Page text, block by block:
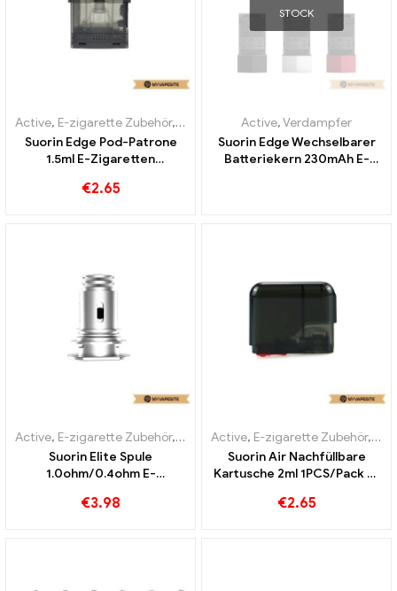
Active, E-zigarette Zubehör, Verdampfer
Suorin Edge Pod-Patrone
1.5ml E-Zigaretten
€2.65
STOCK
Active,Verdampfer
Suorin Edge Wechselbarer
Batteriekern 230mAh E-
Active, E-zigarette Zubehör, Verdampfer
Suorin Elite Spule
1.0ohm/0.4ohm E-
Custom
€3.98
Active, E-zigarette Zubehör,
Suorin Air Nachfüllbare
Kartusche 2ml 1PCS/Pack E-
Custom
€2.65